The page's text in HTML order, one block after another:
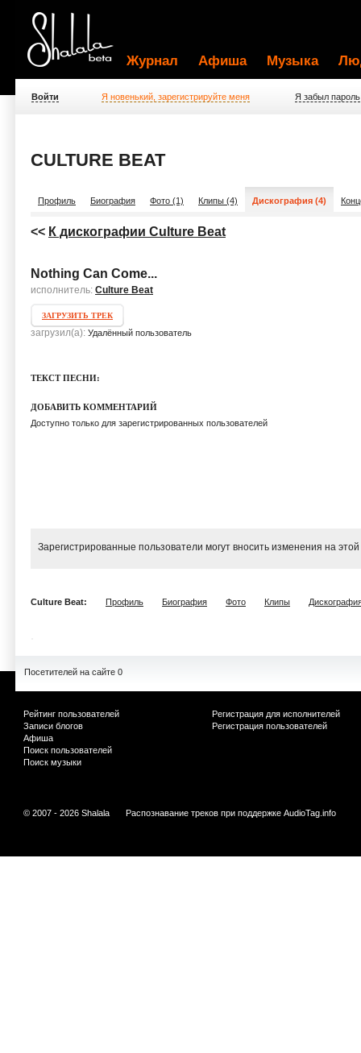
Журнал Афиша Музыка
Войти Я новенький, зарегистрируйте меня Я забыл пароль
CULTURE BEAT
Профиль Биография Фото (1) Клипы (4) Дискография (4)
<< К дискографии Culture Beat
Nothing Can Come...
исполнитель: Culture Beat
ЗАГРУЗИТЬ ТРЕК
загрузил(а): Удалённый пользователь
ТЕКСТ ПЕСНИ:
ДОБАВИТЬ КОММЕНТАРИЙ
Доступно только для зарегистрированных пользователей
Зарегистрированные пользователи могут вносить изменения на
Culture Beat: Профиль Биография Фото Клипы
Посетителей на сайте 0
Рейтинг пользователей
Записи блогов
Афиша
Поиск пользователей
Поиск музыки
Регистрация для исполнителей
Регистрация пользователей
© 2007 - 2026 Shalala Распознавание треков при поддержке AudioTag.info